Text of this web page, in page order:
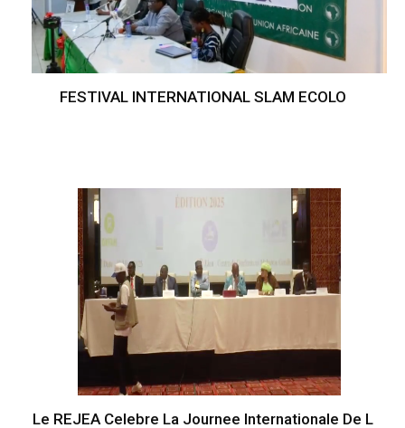
FESTIVAL INTERNATIONAL SLAM ECOLO
Le REJEA Celebre La Journee Internationale De L